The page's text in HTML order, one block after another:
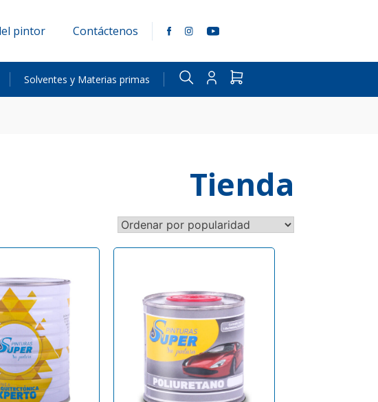
pintor Contáctenos
Solventes y Materias primas
Tienda